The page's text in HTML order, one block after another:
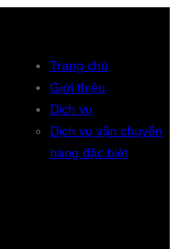
Trang chủ
Giới thiệu
Dịch vụ
Dịch vụ vận chuyển
hàng đặc biệt